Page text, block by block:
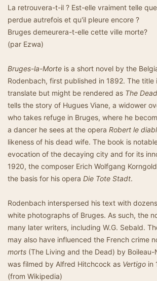
La retrouvera-t-il ? Est-elle vraiment telle
perdue autrefois et qu'il pleure encore ?
Bruges demeurera-t-elle cette ville morte?
(par Ezwa)
Bruges-la-Morte is a short novel by the
Rodenbach, first published in 1892. The
translate but might be rendered as The
tells the story of Hugues Viane, a widower
who takes refuge in Bruges, where he
a dancer he sees at the opera Robert le
likeness of his dead wife. The book is
evocation of the decaying city and for its
1920, the composer Erich Wolfgang
the basis for his opera Die Tote Stadt.
Rodenbach interspersed his text with
white photographs of Bruges. As such, the
many later writers, including W.G. Sebald.
may also have influenced the French crime
morts (The Living and the Dead) by
was filmed by Alfred Hitchcock as Vertigo in
(from Wikipedia)